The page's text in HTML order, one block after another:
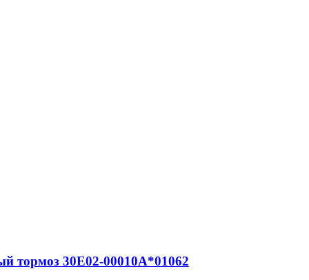
тормоз 30E02-00010A*01062